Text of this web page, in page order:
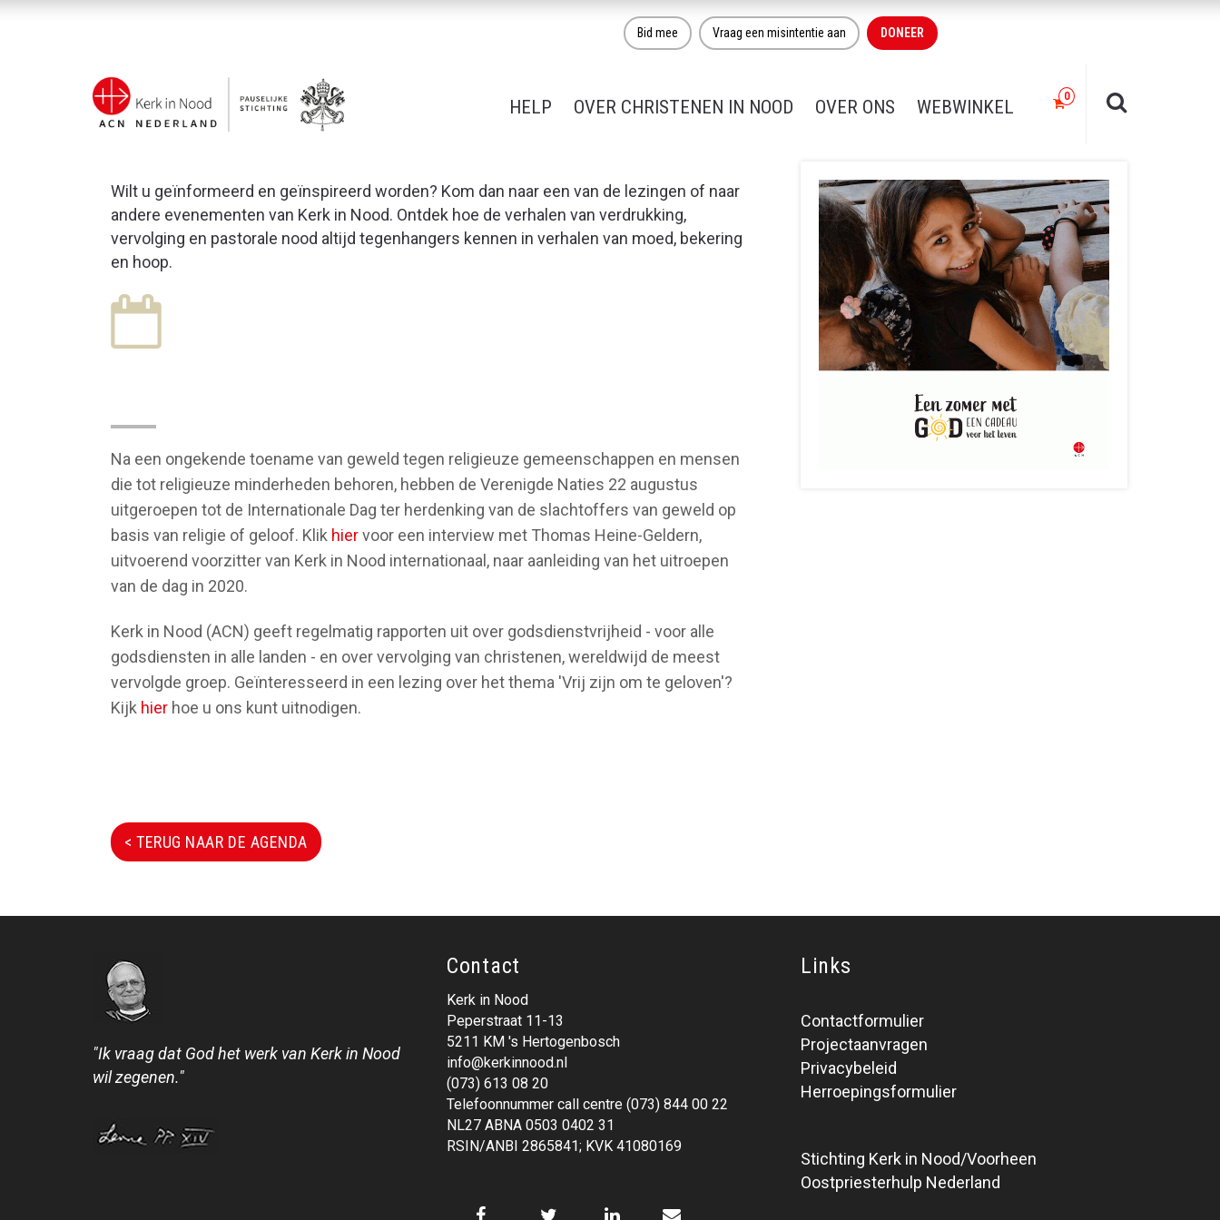
Bid mee Vraag een misintentie aan DONEER
HELP OVER CHRISTENEN IN NOOD OVER ONS WEBWINKEL
Wilt u geïnformeerd en geïnspireerd worden? Kom dan naar een van de lezingen of naar
andere evenementen van Kerk in Nood. Ontdek hoe de verhalen van verdrukking,
vervolging en pastorale nood altijd tegenhangers kennen in verhalen van moed, bekering
en hoop.
Na een ongekende toename van geweld tegen religieuze gemeenschappen en mensen
die tot religieuze minderheden behoren, hebben de Verenigde Naties 22 augustus
uitgeroepen tot de Internationale Dag ter herdenking van de slachtoffers van geweld op
basis van religie of geloof. Klik hiervoor een interview met Thomas Heine-Geldern,
uitvoerend voorzitter van Kerk in Nood internationaal, naar aanleiding van het uitroepen
van de dag in 2020.
Kerk in Nood (ACN) geeft regelmatig rapporten uit over godsdienstvrijheid - voor alle
godsdiensten in alle landen - en over vervolging van christenen, wereldwijd de meest
vervolgde groep. Geïnteresseerd in een lezing over het thema 'Vrij zijn om te geloven'?
Kijk hier hoe u ons kunt uitnodigen.
< TERUG NAAR DE AGENDA
"Ik vraag dat God het werk van Kerk in Nood
wil zegenen."
Contact
Kerk in Nood
Peperstraat 11-13
5211 KM 's Hertogenbosch
info@kerkinnood.nl
(073) 613 08 20
Telefoonnummer call centre (073) 844 00 22
NL27 ABNA 0503 0402 31
RSIN/ANBI 2865841; KVK 41080169
Links
Contactformulier
Projectaanvragen
Privacybeleid
Herroepingsformulier
Stichting Kerk in Nood/Voorheen
Oostpriesterhulp Nederland